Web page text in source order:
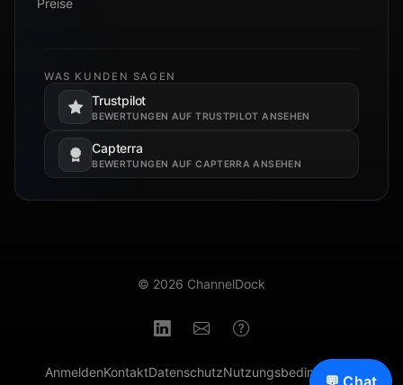
💬 Chat
Preise
WAS KUNDEN SAGEN
Trustpilot
BEWERTUNGEN AUF TRUSTPILOT ANSEHEN
Öffnet in einem neuen Tab.
Capterra
BEWERTUNGEN AUF CAPTERRA ANSEHEN
Öffnet in einem neuen Tab.
© 2026 ChannelDock
AnmeldenKontaktDatenschutzNutzungsbedingungen